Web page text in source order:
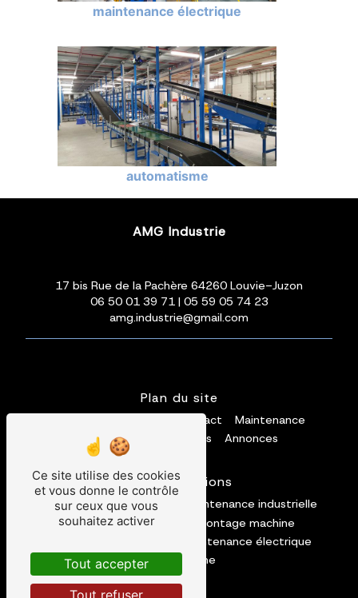
maintenance électrique
automatisme
AMG Industrie
17 bis Rue de la Pachère 64260 Louvie-Juzon
06 50 01 39 71| 05 59 05 74 23
amg.industrie@gmail.com
Plan du site
Contact
Maintenance
Galerie photos
Vidéos Annonces
Nos prestations
convoyage mécanique
maintenance industrielle
maintenance machine
montage machine
maintenance électrique
automatisme
Ce site utilise des cookies
et vous donne le contrôle
sur ceux que vous
souhaitez activer
Tout accepter
Tout refuser